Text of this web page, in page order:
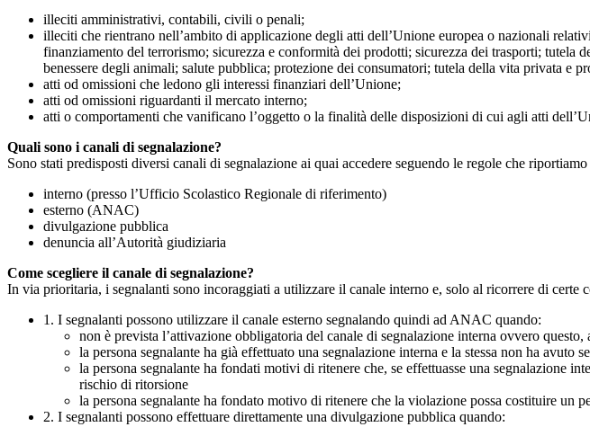
illeciti amministrativi, contabili, civili o penali;
illeciti che rientrano nell’ambito di applicazione degli atti dell’Unione europea o nazionali
finanziamento del terrorismo; sicurezza e conformità dei prodotti; sicurezza dei trasporti; tutela
benessere degli animali; salute pubblica; protezione dei consumatori; tutela della vita privata e
atti od omissioni che ledono gli interessi finanziari dell’Unione;
atti od omissioni riguardanti il mercato interno;
atti o comportamenti che vanificano l’oggetto o la finalità delle disposizioni di cui agli atti
Quali sono i canali di segnalazione?
Sono stati predisposti diversi canali di segnalazione ai quai accedere seguendo le regole che
interno (presso l’Ufficio Scolastico Regionale di riferimento)
esterno (ANAC)
divulgazione pubblica
denuncia all’Autorità giudiziaria
Come scegliere il canale di segnalazione?
In via prioritaria, i segnalanti sono incoraggiati a utilizzare il canale interno e, solo al ricorrere di certe
1. I segnalanti possono utilizzare il canale esterno segnalando quindi ad ANAC quando:
non è prevista l’attivazione obbligatoria del canale di segnalazione interna ovvero
la persona segnalante ha già effettuato una segnalazione interna e la stessa non ha avuto
la persona segnalante ha fondati motivi di ritenere che, se effettuasse una segnalazione
rischio di ritorsione
la persona segnalante ha fondato motivo di ritenere che la violazione possa costituire un
2. I segnalanti possono effettuare direttamente una divulgazione pubblica quando: